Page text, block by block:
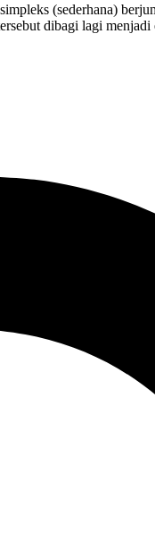
(sederhana)
dibagi lagi